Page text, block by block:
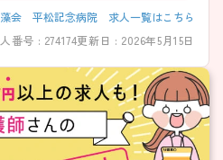
藻会 平松記念病院 求人一覧はこちら
番号 : 274174更新日 : 2026年5月15日